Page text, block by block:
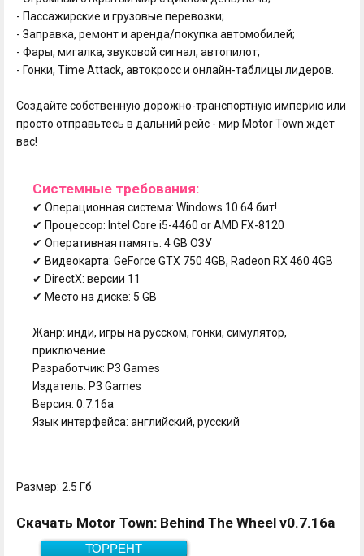
- Пассажирские и грузовые перевозки;
- Заправка, ремонт и аренда/покупка автомобилей;
- Фары, мигалка, звуковой сигнал, автопилот;
- Гонки, Time Attack, автокросс и онлайн-таблицы лидеров.
Создайте собственную дорожно-транспортную империю или
просто отправьтесь в дальний рейс - мир Motor Town ждёт
вас!
Системные требования:
✔ Операционная система: Windows 10 64 бит!
✔ Процессор: Intel Core i5-4460 or AMD FX-8120
✔ Оперативная память: 4 GB ОЗУ
✔ Видеокарта: GeForce GTX 750 4GB, Radeon RX 460 4GB
✔ DirectX: версии 11
✔ Место на диске: 5 GB
Жанр: инди, игры на русском, гонки, симулятор,
приключение
Разработчик: P3 Games
Издатель: P3 Games
Версия: 0.7.16a
Язык интерфейса: английский, русский
Размер: 2.5 Гб
Скачать Motor Town: Behind The Wheel v0.7.16a
ТОРРЕНТ
2.5 Гб
Скачать